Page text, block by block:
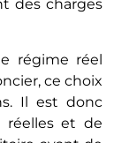
des charges
régime réel
ce choix
Il est donc
réelles et de